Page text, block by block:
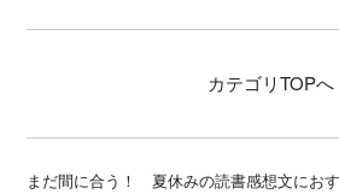
カテゴリTOPへ
まだ間に合う！ 夏休みの読書感想文にお